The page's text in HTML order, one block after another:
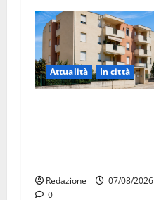
Attualità In città
Redazione
07/08/2026
0